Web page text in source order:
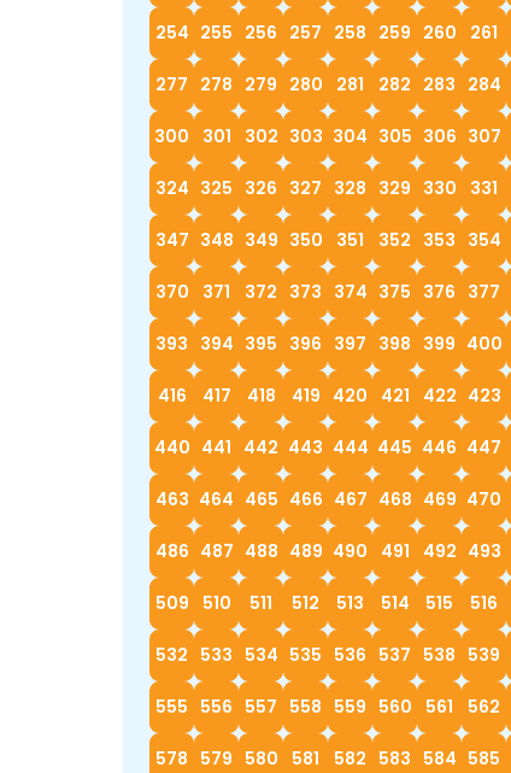
254 255 256 257 258 259 260 261
277 278 279 280 281 282 283 284
300 301 302 303 304 305 306 307
324 325 326 327 328 329 330 331
347 348 349 350 351 352 353 354
370 371 372 373 374 375 376 377
393 394 395 396 397 398 399 400
416 417 418 419 420 421 422 423
440 441 442 443 444 445 446 447
463 464 465 466 467 468 469 470
486 487 488 489 490 491 492 493
509 510 511 512 513 514 515 516
532 533 534 535 536 537 538 539
555 556 557 558 559 560 561 562
578 579 580 581 582 583 584 585